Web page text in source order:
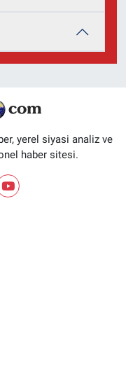
yerel siyasi analiz ve
haber sitesi.